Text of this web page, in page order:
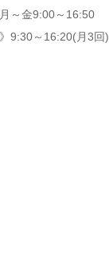
～金9:00～16:50
16:20(月3回)